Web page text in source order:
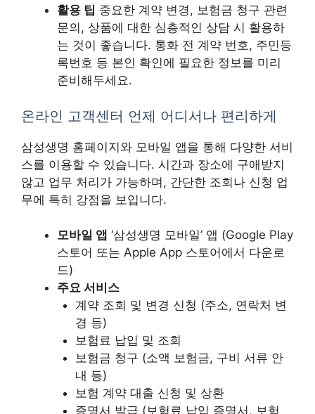
활용 팁 중요한 계약 변경, 보험금 청구 관련
문의, 상품에 대한 심층적인 상담 시 활용하
는 것이 좋습니다. 통화 전 계약 번호, 주민등
록번호 등 본인 확인에 필요한 정보를 미리
준비해두세요.
온라인 고객센터 언제 어디서나 편리하게
삼성생명 홈페이지와 모바일 앱을 통해 다양한 서비
스를 이용할 수 있습니다. 시간과 장소에 구애받지
않고 업무 처리가 가능하며, 간단한 조회나 신청 업
무에 특히 강점을 보입니다.
모바일 앱 ‘삼성생명 모바일’ 앱 (Google Play
스토어 또는 Apple App 스토어에서 다운로
드)
주요 서비스
계약 조회 및 변경 신청 (주소, 연락처 변
경 등)
보험료 납입 및 조회
보험금 청구 (소액 보험금, 구비 서류 안
내 등)
보험 계약 대출 신청 및 상환
증명서 발급 (보험료 납입 증명서, 보험